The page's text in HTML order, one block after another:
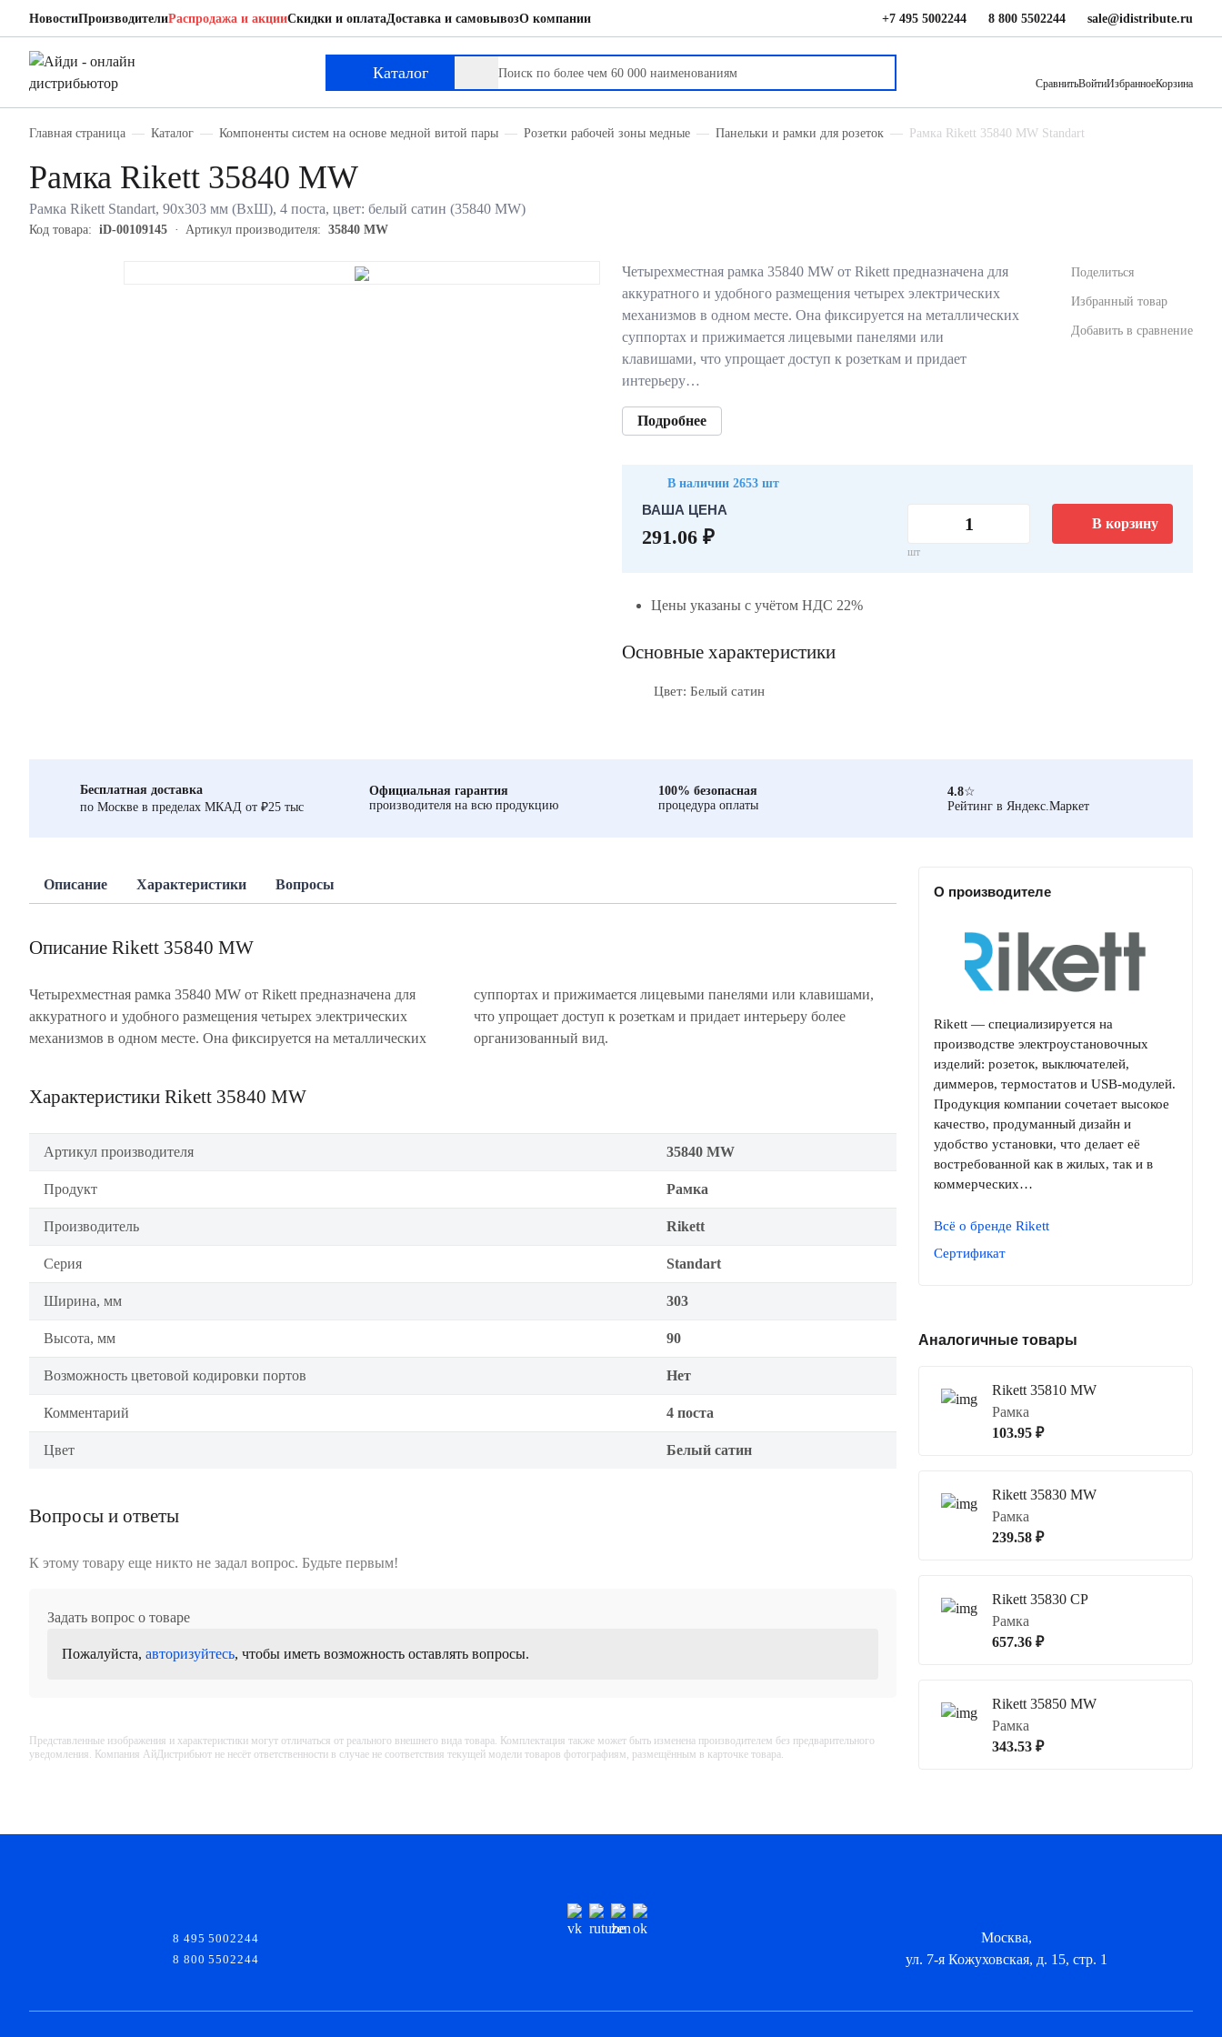
НовостиПроизводителиРаспродажа и акцииСкидки и оплатаДоставка и самовывозО компании +7 495 5002244 8 800 5502244 sale@idistribute.ru
Каталог
СравнитьВойтиИзбранноеКорзина
Главная страница Каталог Компоненты систем на основе медной витой пары Розетки рабочей зоны медные Панельки и рамки для розеток Рамка Rikett 35840 MW Standart
Рамка Rikett 35840 MW
Рамка Rikett Standart, 90х303 мм (ВхШ), 4 поста, цвет: белый сатин (35840 MW)
Код товара: iD-00109145 Артикул производителя: 35840 MW
Четырехместная рамка 35840 MW от Rikett предназначена для
аккуратного и удобного размещения четырех электрических
механизмов в одном месте. Она фиксируется на металлических
суппортах и прижимается лицевыми панелями или
клавишами, что упрощает доступ к розеткам и придает
интерьеру…
Подробнее
Поделиться
Избранный товар
Добавить в сравнение
В наличии 2653 шт
ВАША ЦЕНА
291.06 ₽
шт
В корзину
Цены указаны с учётом НДС 22%
Основные характеристики
Цвет: Белый сатин
Бесплатная доставка
по Москве в пределах МКАД от ₽25 тыс
Официальная гарантия
производителя на всю продукцию
100% безопасная
процедура оплаты
4.8☆
Рейтинг в Яндекс.Маркет
Описание Характеристики Вопросы
Описание Rikett 35840 MW
Четырехместная рамка 35840 MW от Rikett предназначена для
аккуратного и удобного размещения четырех электрических
механизмов в одном месте. Она фиксируется на металлических
суппортах и прижимается лицевыми панелями или клавишами,
что упрощает доступ к розеткам и придает интерьеру более
организованный вид.
Характеристики Rikett 35840 MW
Артикул производителя 35840 MW
Продукт Рамка
Производитель Rikett
Серия Standart
Ширина, мм 303
Высота, мм 90
Возможность цветовой кодировки портов Нет
Комментарий 4 поста
Цвет Белый сатин
Вопросы и ответы
К этому товару еще никто не задал вопрос. Будьте первым!
Задать вопрос о товаре
Пожалуйста, авторизуйтесь, чтобы иметь возможность оставлять вопросы.
Представленные изображения и характеристики могут отличаться от реального внешнего вида товара. Комплектация также может быть изменена производителем без предварительного
уведомления. Компания АйДистрибьют не несёт ответственности в случае не соответствия текущей модели товаров фотографиям, размещённым в карточке товара.
О производителе
Rikett — специализируется на
производстве электроустановочных
изделий: розеток, выключателей,
диммеров, термостатов и USB-модулей.
Продукция компании сочетает высокое
качество, продуманный дизайн и
удобство установки, что делает её
востребованной как в жилых, так и в
коммерческих…
Всё о бренде Rikett
Сертификат
Аналогичные товары
Rikett 35810 MW
Рамка
103.95 ₽
Rikett 35830 MW
Рамка
239.58 ₽
Rikett 35830 CP
Рамка
657.36 ₽
Rikett 35850 MW
Рамка
343.53 ₽
Rikett 35840 MW
Рамка
8 495 5002244
8 800 5502244
Москва,
ул. 7-я Кожуховская, д. 15, стр. 1